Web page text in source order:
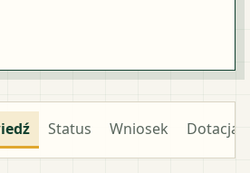
Status Wniosek Dotacja